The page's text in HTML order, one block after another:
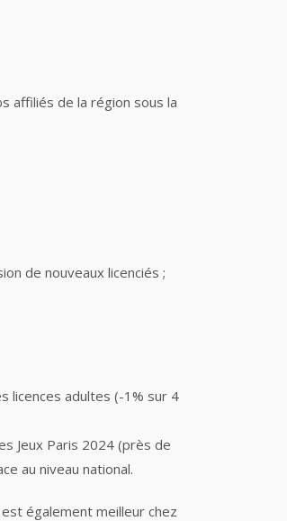
affiliés de la région sous la
de nouveaux licenciés ;
licences adultes (-1% sur 4
Jeux Paris 2024 (près de
au niveau national.
également meilleur chez